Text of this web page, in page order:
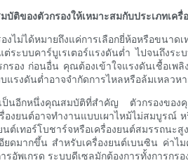
บัติของตัวกรองให้เหมาะสมกับประเภทเค
องไม่ได้หมายถึงแค่การเลือกยี่ห้อหรือขน
ระบบคาร์บูเรเตอร์แรงดันต่ำ ไปจนถึงร
กรอง ก่อนอื่น คุณต้องเข้าใจแรงดันเชื้อเ
แรงดันต่ำอาจจำกัดการไหลหรือล้มเหลว
ป็นอีกหนึ่งคุณสมบัติที่สำคัญ ตัวกรองของคุ
องยนต์อาจทำงานแบบเผาไหม้ไม่สมบูรณ์
นต์เทอร์โบชาร์จหรือเครื่องยนต์สมรรถนะ
ยดมากขึ้น สำหรับเครื่องยนต์เบนซิน ค่าไ
รอัพเกรด ระบบดีเซลมักต้องการทั้งการก